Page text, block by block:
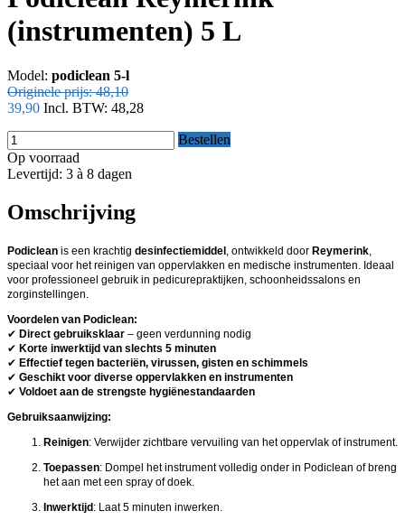
(instrumenten) 5 L
Model: podiclean 5-l
Originele prijs:48,10
39,90 Incl. BTW: 48,28
Bestellen
Op voorraad
Levertijd: 3 à 8 dagen
Omschrijving
Podiclean is een krachtig desinfectiemiddel , ontwikkeld door Reymerink
speciaal voor het reinigen van oppervlakken en medische instrumenten. Ideaal
voor professioneel gebruik in pedicurepraktijken, schoonheidssalons en
zorginstellingen.
Voordelen van Podiclean:
✔ Direct gebruiksklaar – geen verdunning nodig
✔ Korte inwerktijd van slechts 5 minuten
✔ Effectief tegen bacteriën, virussen, gisten en schimmels
✔ Geschikt voor diverse oppervlakken en instrumenten
✔ Voldoet aan de strengste hygiënestandaarden
Gebruiksaanwijzing:
Reinigen: Verwijder zichtbare vervuiling van het oppervlak of instrument.
Toepassen: Dompel het instrument volledig onder in Podiclean of breng
het aan met een spray of doek.
Inwerktijd: Laat 5 minuten inwerken.